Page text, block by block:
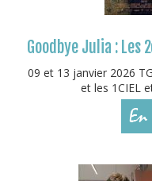
Goodbye Julia : Les
09 et 13 janvier 2026
et les 1CIEL